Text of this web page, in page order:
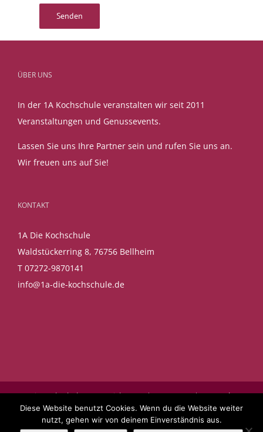
ÜBER UNS
In der 1A Kochschule veranstalten wir seit 2011
Veranstaltungen und Genussevents.
Lassen Sie uns Ihre Partner sein und rufen Sie uns an.
Wir freuen uns auf Sie!
KONTAKT
1A Die Kochschule
Waldstückerring 8, 76756 Bellheim
T 07272-9870141
info@1a-die-kochschule.de
1A Die Kochschule © Copyright 2017 |Impressum|Datenschutz
|AGB|WOLFSRUDEL
Diese Website benutzt Cookies. Wenn du die Website weiter
nutzt, gehen wir von deinem Einverständnis aus.